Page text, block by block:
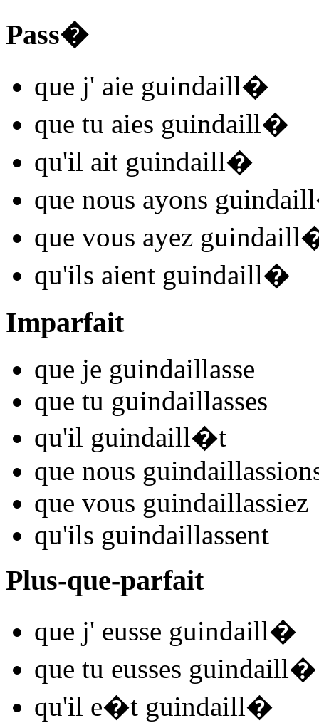
Pass�
que j' aie guindaill�
que tu aies guindaill�
qu'il ait guindaill�
que nous ayons guindaill
que vous ayez guindaill
qu'ils aient guindaill�
Imparfait
que je guindaillasse
que tu guindaillasses
qu'il guindaill�t
que nous guindaill
que vous guindaillassiez
qu'ils guindaillassent
Plus-que-parfait
que j' eusse guindaill�
que tu eusses guindaill�
qu'il e�t guindaill�